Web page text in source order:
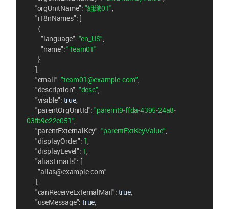
"orgUnitName": "組織01"
"i18nNames": [
        {
"language": "en_US"
"name": "Team01"
        }
      ],
"email": "team01@example.com"
"description": "desc"
"visible": true,
"parentOrgUnitId": "parernt9-ffda-4395-24a8-
03fb9e22e051"
"parentExternalKey": "parentExtKeyValue"
"displayOrder": 1
"displayLevel": 1
"aliasEmails": [
"alias@example.com"
      ],
"canReceiveExternalMail": true,
"useMessage": true